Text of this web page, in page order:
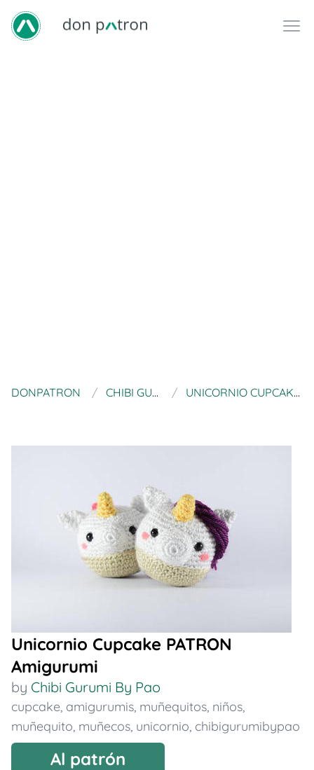
DONPATRON CHIBI GURUMI BY PAO UNICORNIO CUPCAKE PATRON AMIGURUMI
Unicornio Cupcake PATRON
Amigurumi
by Chibi Gurumi By Pao
cupcake, amigurumis, muñequitos, niños,
muñequito, muñecos, unicornio, chibigurumibypao
Al patrón